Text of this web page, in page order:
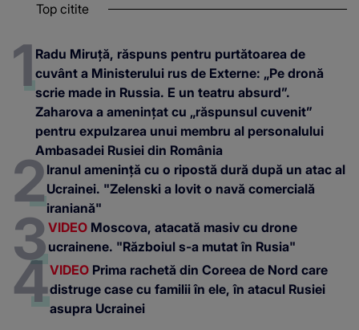
Top citite
Radu Miruță, răspuns pentru purtătoarea de
cuvânt a Ministerului rus de Externe: „Pe dronă
scrie made in Russia. E un teatru absurd”.
Zaharova a amenințat cu „răspunsul cuvenit”
pentru expulzarea unui membru al personalului
Ambasadei Rusiei din România
Iranul amenință cu o ripostă dură după un atac al
Ucrainei. "Zelenski a lovit o navă comercială
iraniană"
VIDEO Moscova, atacată masiv cu drone
ucrainene. "Războiul s-a mutat în Rusia"
VIDEO Prima rachetă din Coreea de Nord care
distruge case cu familii în ele, în atacul Rusiei
asupra Ucrainei